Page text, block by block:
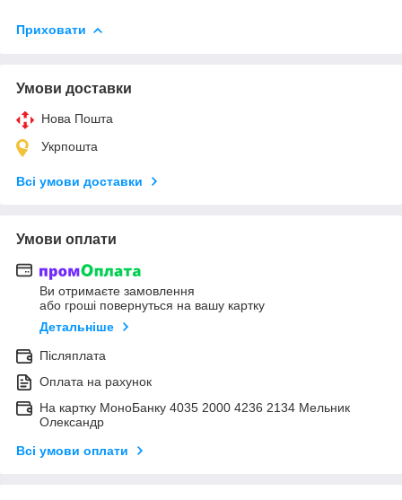
Приховати
Умови доставки
Нова Пошта
Укрпошта
Всі умови доставки
Умови оплати
Ви отримаєте замовлення
або гроші повернуться на вашу картку
Детальніше
Післяплата
Оплата на рахунок
На картку МоноБанку 4035 2000 4236 2134 Мельник
Олександр
Всі умови оплати